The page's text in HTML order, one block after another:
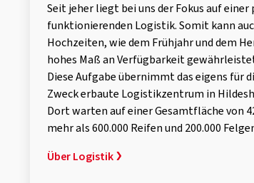
Seit jeher liegt bei uns der Fokus auf
funktionierenden Logistik. Somit kann
Hochzeiten, wie dem Frühjahr und dem
hohes Maß an Verfügbarkeit
Diese Aufgabe übernimmt das eigens für
Zweck erbaute Logistikzentrum in
Dort warten auf einer Gesamtfläche von
mehr als 600.000 Reifen und 200.000
Über Logistik